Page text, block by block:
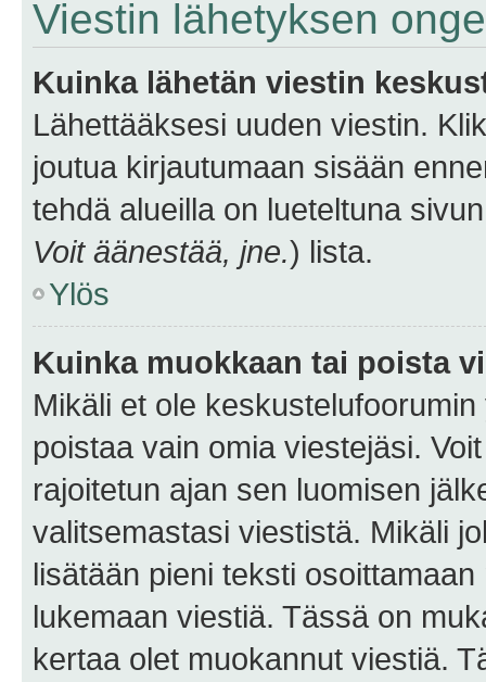
Viestin lähetyksen
Kuinka lähetän viestin
Lähettääksesi uuden viestin.
joutua kirjautumaan sisään
tehdä alueilla on lueteltuna
Voit äänestää, jne.) lista.
Ylös
Kuinka muokkaan tai poista
Mikäli et ole
poistaa vain omia viestejäsi.
rajoitetun ajan sen luomisen
valitsemastasi viestistä. Mikäli
lisätään pieni teksti
lukemaan viestiä. Tässä on
kertaa olet muokannut viestiä.